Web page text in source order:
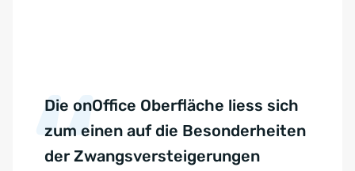
Die onOffice Oberfläche liess sich
zum einen auf die Besonderheiten
der Zwangsversteigerungen